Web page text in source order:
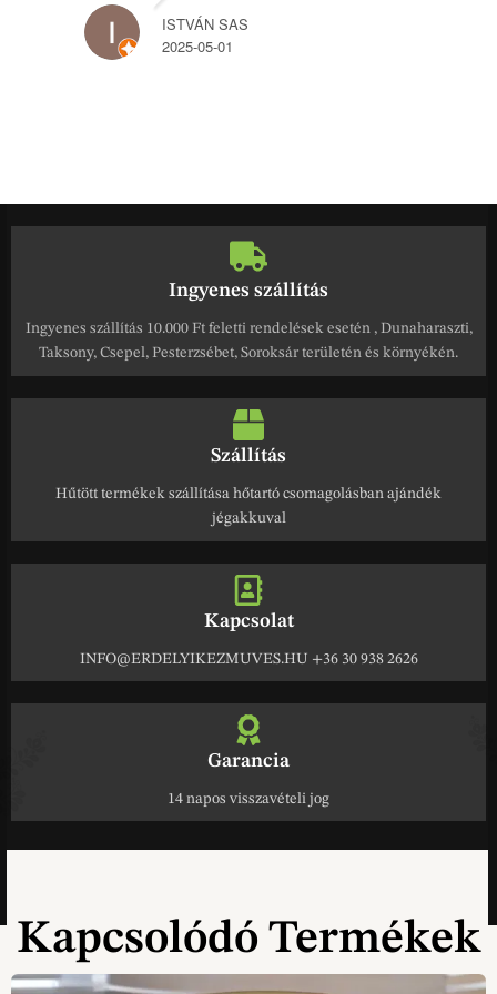
ISTVÁN SAS
2025-05-01
Ingyenes szállítás
Ingyenes szállítás 10.000 Ft feletti rendelések esetén , Dunaharaszti,
Taksony, Csepel, Pesterzsébet, Soroksár területén és környékén.
Szállítás
Hűtött termékek szállítása hőtartó csomagolásban ajándék
jégakkuval
Kapcsolat
INFO@ERDELYIKEZMUVES.HU +36 30 938 2626
Garancia
14 napos visszavételi jog
Kapcsolódó Termékek